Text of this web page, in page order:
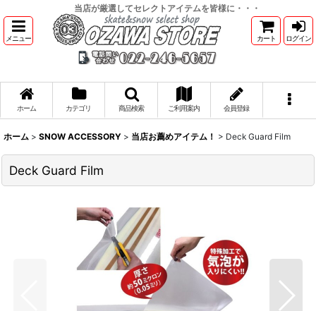
当店が厳選してセレクトアイテムを皆様に・・・
メニュー カート ログイン
ホーム カテゴリ 商品検索 ご利用案内 会員登録
ホーム > SNOW ACCESSORY > 当店お薦めアイテム！ > Deck Guard Film
Deck Guard Film